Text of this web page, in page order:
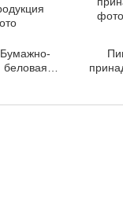
Бумажно-
беловая